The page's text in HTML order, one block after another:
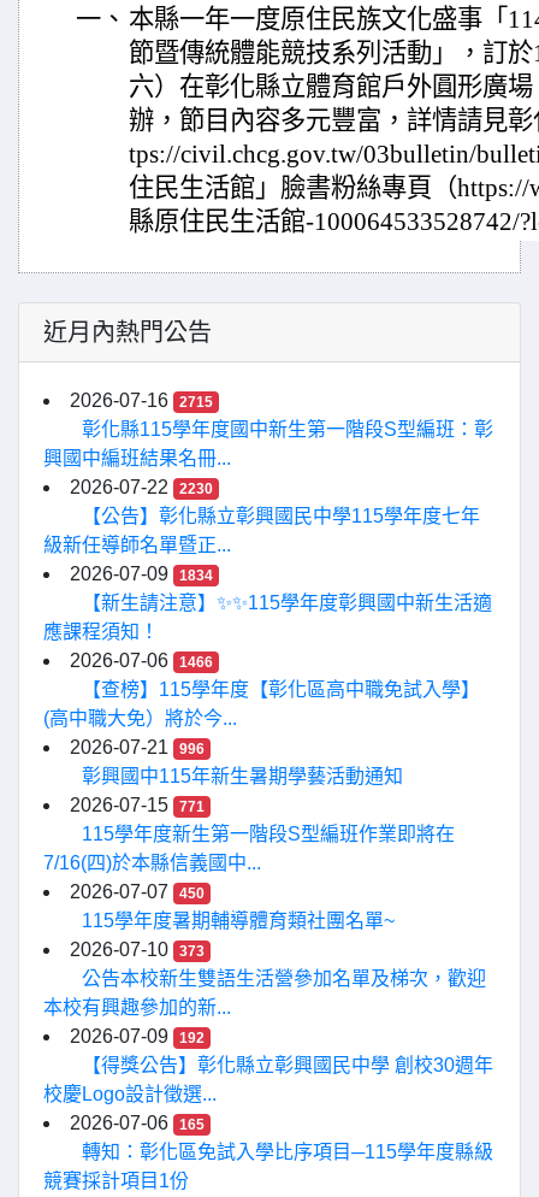
一、 本縣一年一度原住民族文化盛事「
節暨傳統體能競技系列活動」，訂
六）在彰化縣立體育館戶外圓形廣
辦，節目內容多元豐富，詳情請見
tps://civil.chcg.gov.tw/03bulletin/
住民生活館」臉書粉絲專頁（https://
縣原住民生活館-100064533528742/
近月內熱門公告
2026-07-16 2715
彰化縣115學年度國中新生第一階段S型編班：彰
興國中編班結果名冊...
2026-07-22
2230
【公告】彰化縣立彰興國民中學115學年度七年
級新任導師名單暨正...
2026-07-09
1834
【新生請注意】✨✨115學年度彰興國中新生活適
應課程須知！
2026-07-06
1466
【查榜】115學年度【彰化區高中職免試入學】
(高中職大免）將於今...
2026-07-21
996
彰興國中115年新生暑期學藝活動通知
2026-07-15
771
115學年度新生第一階段S型編班作業即將在
7/16(四)於本縣信義國中...
2026-07-07
450
115學年度暑期輔導體育類社團名單~
2026-07-10
373
公告本校新生雙語生活營參加名單及梯次，歡迎
本校有興趣參加的新...
2026-07-09
192
【得獎公告】彰化縣立彰興國民中學 創校30週年
校慶Logo設計徵選...
2026-07-06
165
轉知：彰化區免試入學比序項目─115學年度縣級
競賽採計項目1份